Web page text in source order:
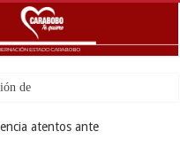
de más de mil 500 to
atentos ante